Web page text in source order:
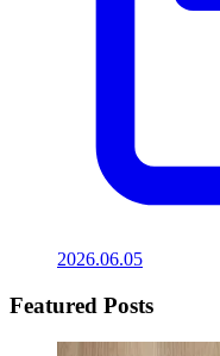
2026.06.05
Featured Posts